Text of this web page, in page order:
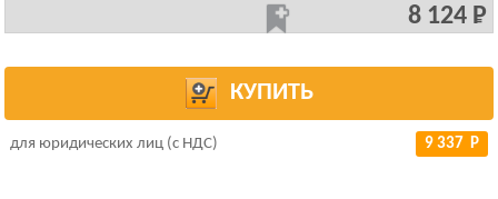
8 124 Р
КУПИТЬ
для юридических лиц (с НДС) 9 337 Р